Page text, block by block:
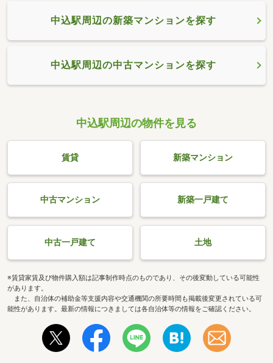
中込駅周辺の新築マンションを探す
中込駅周辺の中古マンションを探す
中込駅周辺の物件を見る
賃貸 新築マンション
中古マンション 新築一戸建て
中古一戸建て 土地
※賃貸家賃及び物件購入額は記事制作時点のものであり、その後変動している可能性
があります。
また、自治体の補助金等支援内容や交通機関の所要時間も掲載後変更されている可
能性があります。最新の情報につきましては各自治体等の情報をご確認ください。